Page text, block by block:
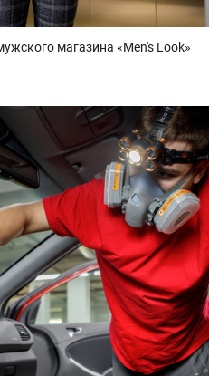
магазина «Men's Look»